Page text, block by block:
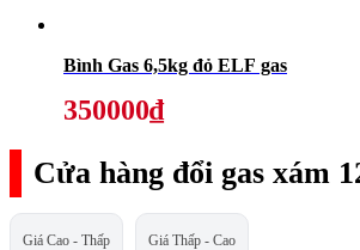
Bình Gas 6,5kg đỏ ELF gas
350000₫
Cửa hàng đổi gas xám
Giá Cao - Thấp Giá Thấp - Cao